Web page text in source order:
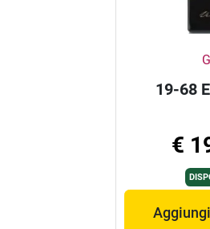
19-68
€